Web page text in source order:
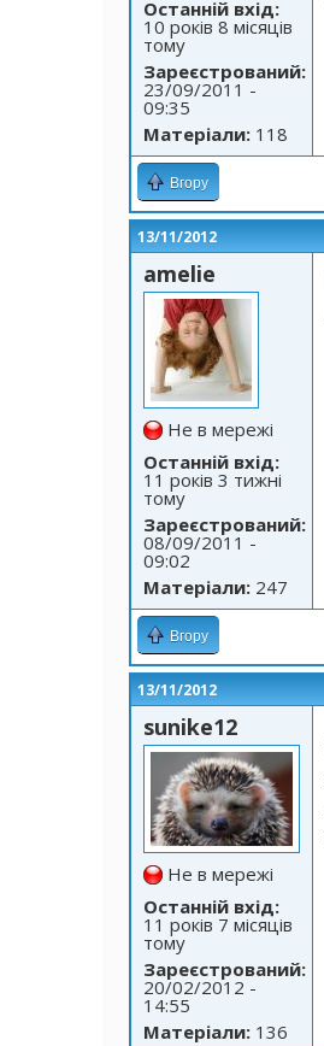
Останній вхід:
10 років 8 місяців
тому
Зареєстрований:
23/09/2011 -
09:35
Матеріали: 118
Вгору
13/11/2012
amelie
Не в мережі
Останній вхід:
11 років 3 тижні
тому
Зареєстрований:
08/09/2011 -
09:02
Матеріали: 247
Вгору
13/11/2012
sunike12
Не в мережі
Останній вхід:
11 років 7 місяців
тому
Зареєстрований:
20/02/2012 -
14:55
Матеріали: 136